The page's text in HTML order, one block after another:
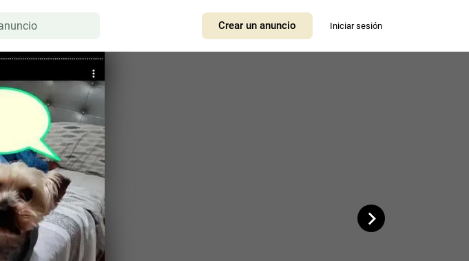
Crear un anuncio Iniciar sesión